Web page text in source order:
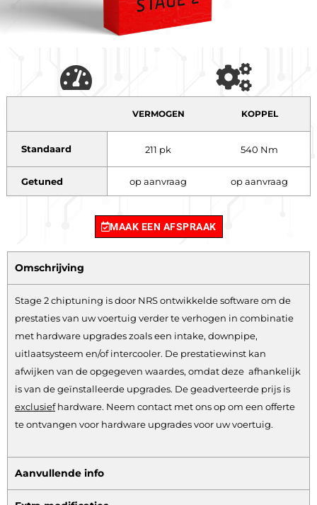
VERMOGEN KOPPEL
Standaard 211 pk 540 Nm
Getuned op aanvraag op aanvraag
MAAK EEN AFSPRAAK
Omschrijving
Stage 2 chiptuning is door NRS ontwikkelde software om de
prestaties van uw voertuig verder te verhogen in combinatie
met hardware upgrades zoals een intake, downpipe,
uitlaatsysteem en/of intercooler. De prestatiewinst kan
afwijken van de opgegeven waardes, omdat deze afhankelijk
is van de geïnstalleerde upgrades. De geadverteerde prijs is
exclusiefhardware. Neem contact met ons op om een offerte
te ontvangen voor hardware upgrades voor uw voertuig.
Aanvullende info